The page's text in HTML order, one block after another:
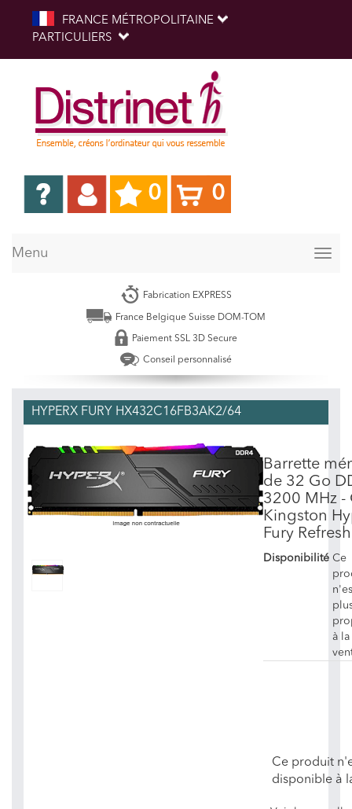
FRANCE MÉTROPOLITAINE
PARTICULIERS
0 0
Menu
Fabrication EXPRESS
France Belgique Suisse DOM-TOM
Paiement SSL 3D Secure
Conseil personnalisé
HYPERX FURY HX432C16FB3AK2/64
Barrette
de 32 Go
3200 MHz -
Kingston
Fury
Disponibilité Ce
à la
Ce produit
disponible à